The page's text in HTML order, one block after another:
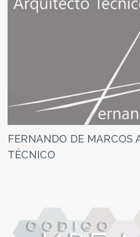
FERNANDO DE MARCOS
TÉCNICO